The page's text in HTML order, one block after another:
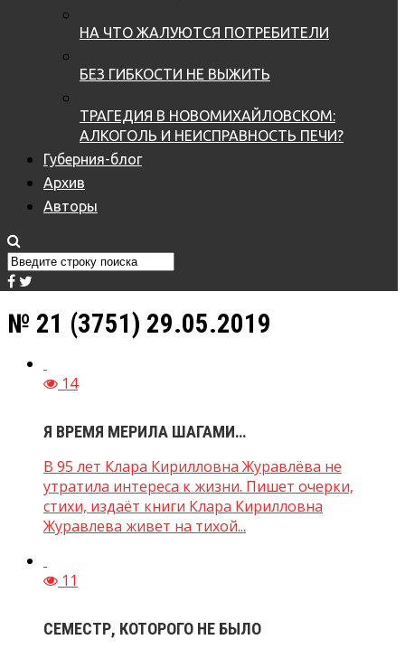
НА ЧТО ЖАЛУЮТСЯ ПОТРЕБИТЕЛИ
БЕЗ ГИБКОСТИ НЕ ВЫЖИТЬ
ТРАГЕДИЯ В НОВОМИХАЙЛОВСКОМ:
АЛКОГОЛЬ И НЕИСПРАВНОСТЬ ПЕЧИ?
Губерния-блог
Архив
Авторы
№ 21 (3751) 29.05.2019
14
Я ВРЕМЯ МЕРИЛА ШАГАМИ…
В 95 лет Клара Кирилловна Журавлёва не
утратила интереса к жизни. Пишет очерки,
стихи, издаёт книги Клара Кирилловна
Журавлева живет на тихой...
11
СЕМЕСТР, КОТОРОГО НЕ БЫЛО